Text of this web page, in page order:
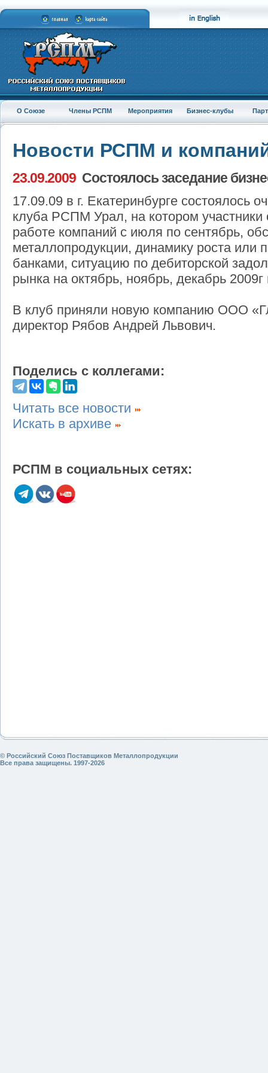
О Союзе Члены РСПМ Мероприятия Бизнес-клубы
Новости РСПМ и
23.09.2009 Состоялось заседание
17.09.09 в г. Екатеринбурге состоялось
клуба РСПМ Урал, на котором
работе компаний с июля по сентябрь,
металлопродукции, динамику роста или
банками, ситуацию по дебиторской
рынка на октябрь, ноябрь, декабрь
В клуб приняли новую компанию ООО
директор Рябов Андрей Львович.
Поделись с коллегами:
Читать все новости
Искать в архиве
РСПМ в социальных сетях:
© Российский Союз Поставщиков Металлопродукции
Все права защищены. 1997-2026